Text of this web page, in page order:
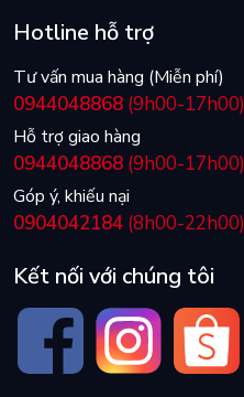
Hotline hỗ trợ
Tư vấn mua hàng (Miễn phí)
0944048868 (9h00-17h00)
Hỗ trợ giao hàng
0944048868 (9h00-17h00)
Góp ý, khiếu nại
0904042184 (8h00-22h00)
Kết nối với chúng tôi